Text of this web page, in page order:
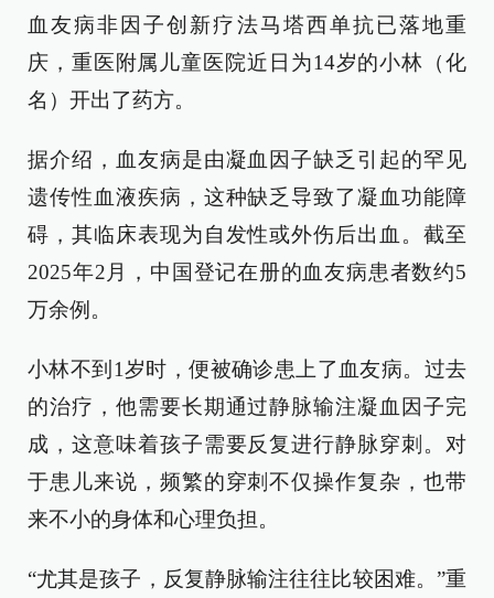
血友病非因子创新疗法马塔西单抗已落地重
庆，重医附属儿童医院近日为14岁的小林（化
名）开出了药方。
据介绍，血友病是由凝血因子缺乏引起的罕见
遗传性血液疾病，这种缺乏导致了凝血功能障
碍，其临床表现为自发性或外伤后出血。截至
2025年2月，中国登记在册的血友病患者数约5
万余例。
小林不到1岁时，便被确诊患上了血友病。过去
的治疗，他需要长期通过静脉输注凝血因子完
成，这意味着孩子需要反复进行静脉穿刺。对
于患儿来说，频繁的穿刺不仅操作复杂，也带
来不小的身体和心理负担。
“尤其是孩子，反复静脉输注往往比较困难。”重